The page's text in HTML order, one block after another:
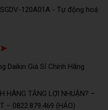
120A01A - Tự động hoá
➤
Daikin Giá Sỉ Chính Hãng
HÀNG TĂNG LỢI NHUẬN? –
– 0822.879.469 (HẢO)